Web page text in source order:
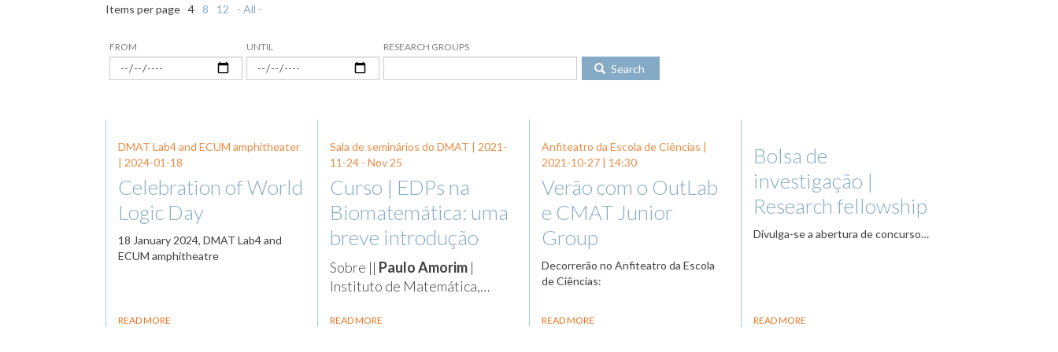
FROM UNTIL RESEARCH GROUPS
Items per page 4 8 12 - All -
Search
DMAT Lab4 and ECUM amphitheater
| 2024-01-18
Celebration of World
Logic Day
18 January 2024, DMAT Lab4 and
ECUM amphitheatre
READ MORE
Sala de seminários do DMAT | 2021-
11-24 -Nov 25
Curso | EDPs na
Biomatemática: uma
breve introdução
Sobre || Paulo Amorim |
Instituto de Matemática,…
READ MORE
Anfiteatro da Escola de Ciências |
2021-10-27 | 14:30
Verão com o OutLab
e CMAT Junior
Group
Decorrerão no Anfiteatro da Escola
de Ciências:
READ MORE
Bolsa de
investigação |
Research fellowship
Divulga-se a abertura de concurso…
READ MORE